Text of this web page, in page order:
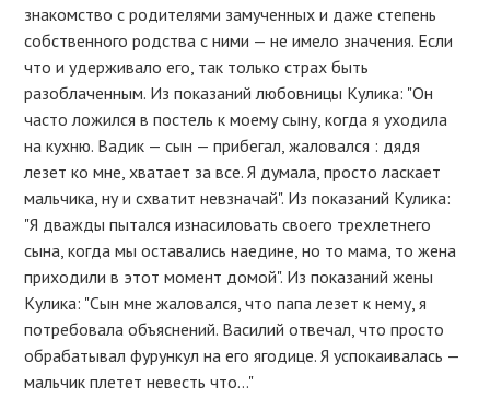
знакомство с родителями замученных и даже степень
собственного родства с ними — не имело значения. Если
что и удерживало его, так только страх быть
разоблаченным. Из показаний любовницы Кулика: "Он
часто ложился в постель к моему сыну, когда я уходила
на кухню. Вадик — сын — прибегал, жаловался : дядя
лезет ко мне, хватает за все. Я думала, просто ласкает
мальчика, ну и схватит невзначай". Из показаний Кулика:
"Я дважды пытался изнасиловать своего трехлетнего
сына, когда мы оставались наедине, но то мама, то жена
приходили в этот момент домой". Из показаний жены
Кулика: "Сын мне жаловался, что папа лезет к нему, я
потребовала объяснений. Василий отвечал, что просто
обрабатывал фурункул на его ягодице. Я успокаивалась —
мальчик плетет невесть что…"